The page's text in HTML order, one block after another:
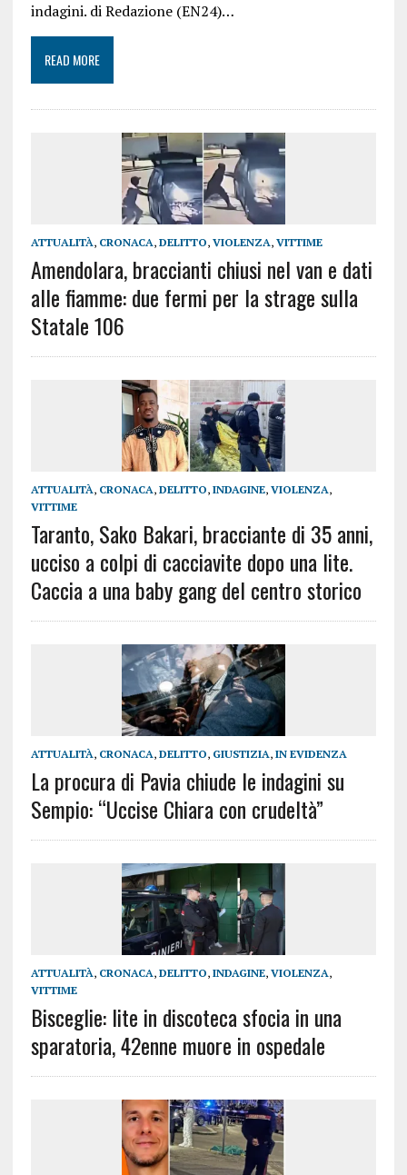
indagini. di Redazione (EN24)…
READ MORE
ATTUALITÀ, CRONACA, DELITTO, VIOLENZA, VITTIME
Amendolara, braccianti chiusi nel van e dati
alle fiamme: due fermi per la strage sulla
Statale 106
ATTUALITÀ, CRONACA, DELITTO, INDAGINE, VIOLENZA,
VITTIME
Taranto, Sako Bakari, bracciante di 35 anni,
ucciso a colpi di cacciavite dopo una lite.
Caccia a una baby gang del centro storico
ATTUALITÀ, CRONACA, DELITTO, GIUSTIZIA, IN EVIDENZA
La procura di Pavia chiude le indagini su
Sempio: “Uccise Chiara con crudeltà”
ATTUALITÀ, CRONACA, DELITTO, INDAGINE, VIOLENZA,
VITTIME
Bisceglie: lite in discoteca sfocia in una
sparatoria, 42enne muore in ospedale